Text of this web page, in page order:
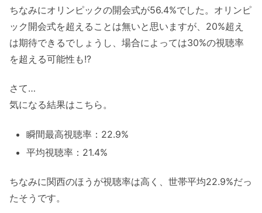
ちなみにオリンピックの開会式が56.4%でした。オリンピ
ック開会式を超えることは無いと思いますが、20%超え
は期待できるでしょうし、場合によっては30%の視聴率
を超える可能性も!?
さて…
気になる結果はこちら。
瞬間最高視聴率：22.9%
平均視聴率：21.4%
ちなみに関西のほうが視聴率は高く、世帯平均22.9%だっ
たそうです。